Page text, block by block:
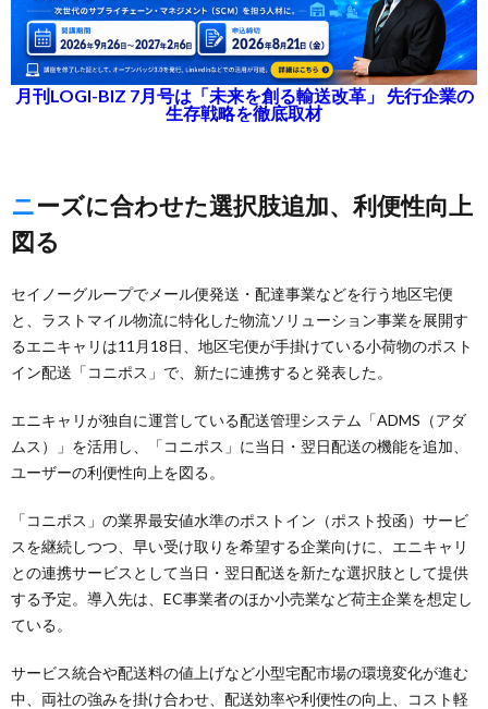
月刊LOGI-BIZ 7月号は「未来を創る輸送改革」 先行企業の
生存戦略を徹底取材
ニーズに合わせた選択肢追加、利便性向上
図る
セイノーグループでメール便発送・配達事業などを行う地区宅便
と、ラストマイル物流に特化した物流ソリューション事業を展開す
るエニキャリは11月18日、地区宅便が手掛けている小荷物のポスト
イン配送「コニポス」で、新たに連携すると発表した。
エニキャリが独自に運営している配送管理システム「ADMS（アダ
ムス）」を活用し、「コニポス」に当日・翌日配送の機能を追加、
ユーザーの利便性向上を図る。
「コニポス」の業界最安値水準のポストイン（ポスト投函）サービ
スを継続しつつ、早い受け取りを希望する企業向けに、エニキャリ
との連携サービスとして当日・翌日配送を新たな選択肢として提供
する予定。導入先は、EC事業者のほか小売業など荷主企業を想定し
ている。
サービス統合や配送料の値上げなど小型宅配市場の環境変化が進む
中、両社の強みを掛け合わせ、配送効率や利便性の向上、コスト軽